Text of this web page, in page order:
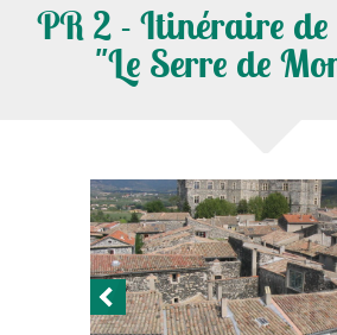
PR 2 - Itinéraire de
"Le Serre de